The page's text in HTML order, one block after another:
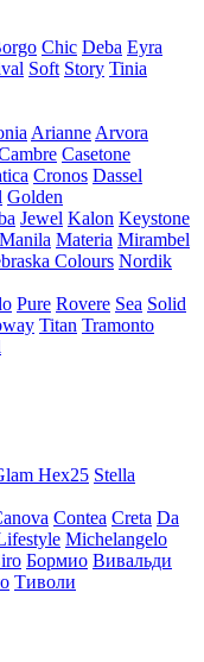
Chic Deba Eyra
Soft Story Tinia
Arianne Arvora
Casetone
Cronos Dassel
Golden
Jewel Kalon Keystone
Manila Materia Mirambel
Colours Nordik
Pure Rovere Sea Solid
Titan Tramonto
Hex25 Stella
Contea Creta Da
Michelangelo
Бормио Вивальди
Тиволи